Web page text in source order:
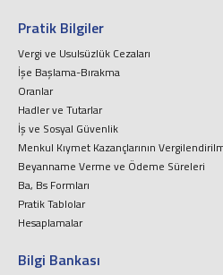
Pratik Bilgiler
Vergi ve Usulsüzlük Cezaları
İşe Başlama-Bırakma
Oranlar
Hadler ve Tutarlar
İş ve Sosyal Güvenlik
Menkul Kıymet Kazançlarının
Beyanname Verme ve Ödeme Süreleri
Ba, Bs Formları
Pratik Tablolar
Hesaplamalar
Bilgi Bankası